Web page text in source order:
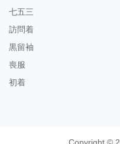
七五三
訪問着
黒留袖
喪服
初着